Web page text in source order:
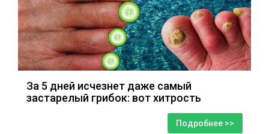
За 5 дней исчезнет даже самый
застарелый грибок: вот хитрость
Подробнее >>